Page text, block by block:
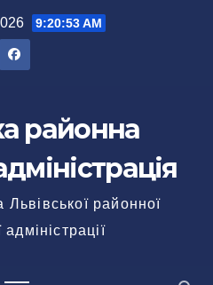
9:20:54 AM
районна
Львівської районної